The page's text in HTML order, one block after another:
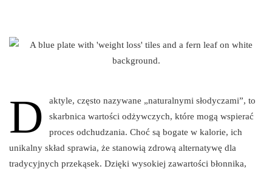
D
aktyle, często nazywane „naturalnymi słodyczami”, to
skarbnica wartości odżywczych, które mogą wspierać
proces odchudzania. Choć są bogate w kalorie, ich
unikalny skład sprawia, że stanowią zdrową alternatywę dla
tradycyjnych przekąsek. Dzięki wysokiej zawartości błonnika,